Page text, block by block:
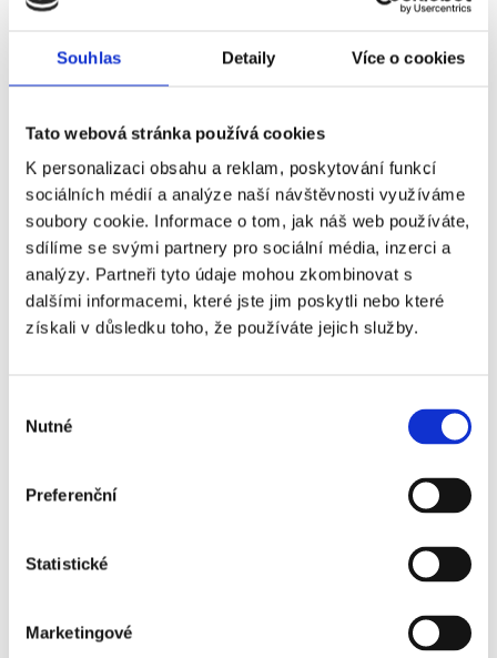
Souhlas Detaily Více o cookies
Tato webová stránka používá cookies
K personalizaci obsahu a reklam, poskytování funkcí
sociálních médií a analýze naší návštěvnosti využíváme
soubory cookie. Informace o tom, jak náš web používáte,
sdílíme se svými partnery pro sociální média, inzerci a
analýzy. Partneři tyto údaje mohou zkombinovat s
dalšími informacemi, které jste jim poskytli nebo které
získali v důsledku toho, že používáte jejich služby.
souhlasu
Nutné
Preferenční
Statistické
Marketingové
Souhlasím se zpracováním osobních údajů
podle uvedených